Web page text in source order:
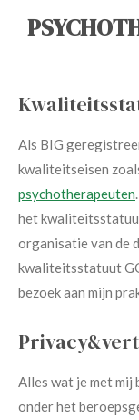
de
Als BIG
kwaliteitseisen
psychotherapeuten.
het
organisatie van de
kwaliteitsstatuut
bezoek aan mijn
Alles wat je met mij
onder het